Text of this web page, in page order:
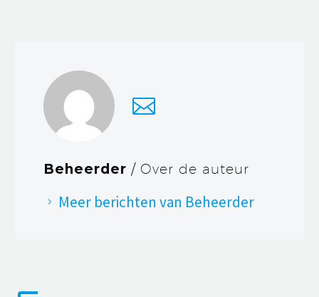
Beheerder / Over de auteur
Meer berichten van Beheerder